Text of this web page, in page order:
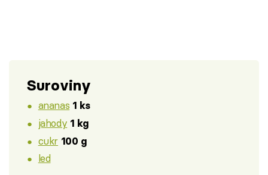
Suroviny
ananas 1 ks
jahody 1 kg
cukr 100 g
led